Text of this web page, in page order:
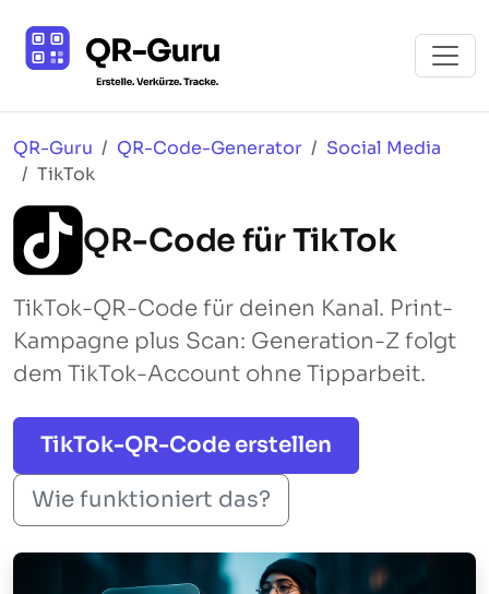
QR-Guru QR-Code-Generator
Social Media
TikTok
QR-Code für TikTok
TikTok-QR-Code für deinen Kanal. Print-
Kampagne plus Scan: Generation-Z folgt
dem TikTok-Account ohne Tipparbeit.
TikTok-QR-Code erstellen
Wie funktioniert das?